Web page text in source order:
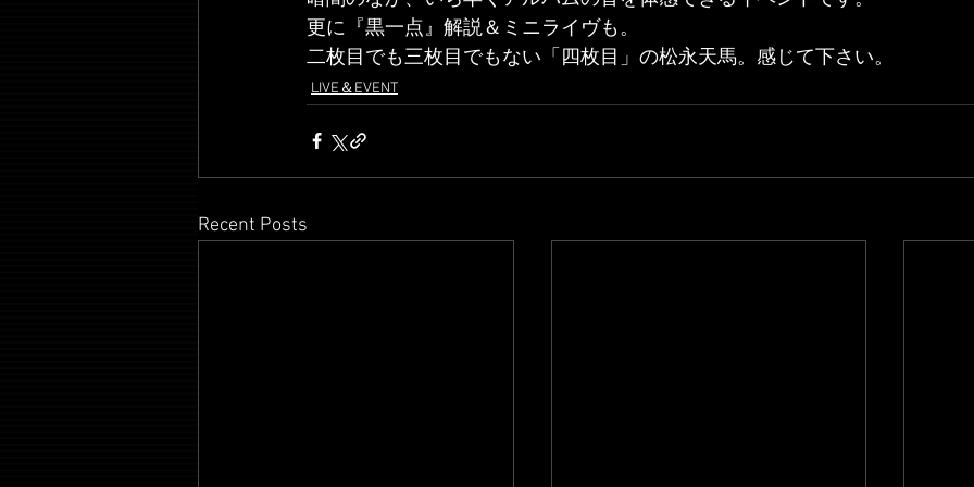
更に『黒一点』解説＆ミニライヴも。
二枚目でも三枚目でもない「四枚目」の松永天馬。感じて下さい。
LIVE＆EVENT
Recent Posts